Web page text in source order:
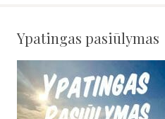
Ypatingas pasiūlymas